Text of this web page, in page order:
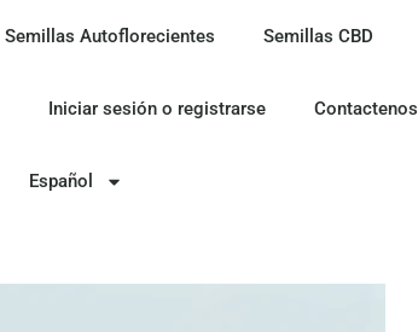
Semillas Autoflorecientes Semillas CBD
Iniciar sesión o registrarse Contactenos
Español